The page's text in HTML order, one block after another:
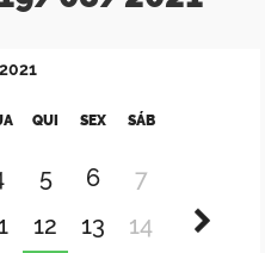
2021
QUI SEX SÁB
5 6
7
12 13
14